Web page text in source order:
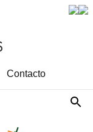
Contacto